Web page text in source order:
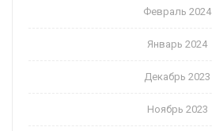
Февраль 2024
Январь 2024
Декабрь 2023
Ноябрь 2023